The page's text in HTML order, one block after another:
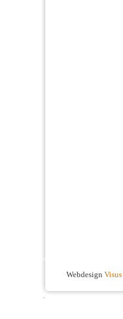
Webdesign Visus